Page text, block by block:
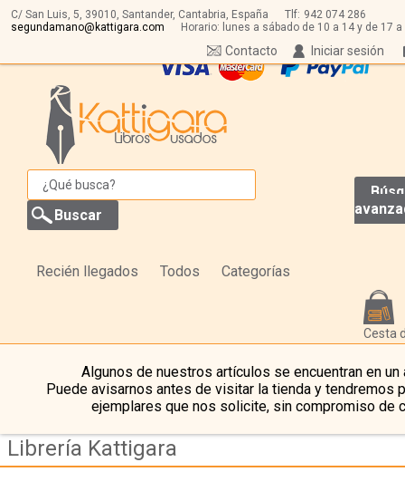
C/ San Luis, 5, 39010, Santander, Cantabria, España Tlf: 942 074 286
segundamano@kattigara.com
Horario: lunes a sábado de 10 a 14 y de 17 a
Iniciar sesión
Contacto
Recién llegados Todos Categorías
Cesta
Algunos de nuestros artículos se encuentran en un
Puede avisarnos antes de visitar la tienda y tendremos
ejemplares que nos solicite, sin compromiso de
Librería Kattigara